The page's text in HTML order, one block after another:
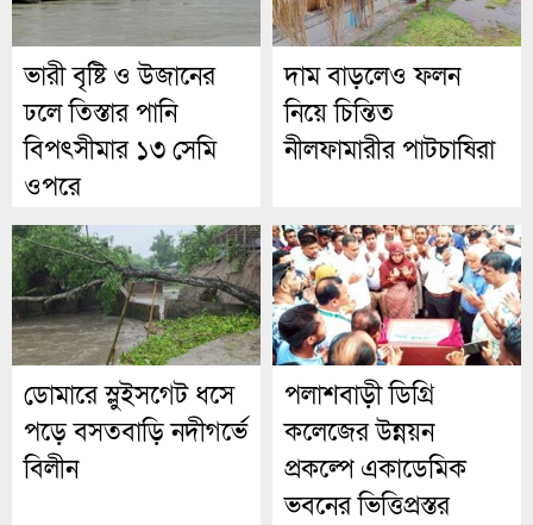
ভারী বৃষ্টি ও উজানের
ঢলে তিস্তার পানি
বিপৎসীমার ১৩ সেমি
ওপরে
দাম বাড়লেও ফলন
নিয়ে চিন্তিত
নীলফামারীর পাটচাষিরা
ডোমারে স্লুইসগেট ধসে
পড়ে বসতবাড়ি নদীগর্ভে
বিলীন
পলাশবাড়ী ডিগ্রি
কলেজের উন্নয়ন
প্রকল্পে একাডেমিক
ভবনের ভিত্তিপ্রস্তর